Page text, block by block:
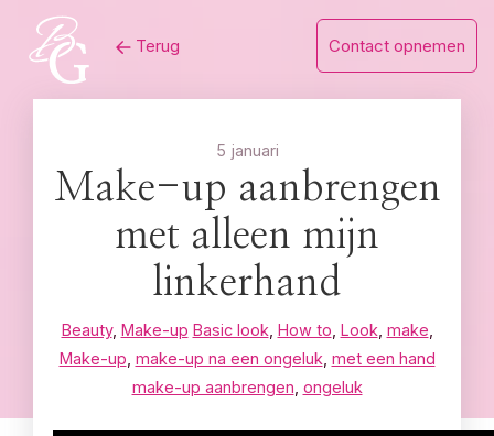
content
Terug Contact opnemen
5 januari
Make-up aanbrengen
met alleen mijn
linkerhand
Beauty, Make-up Basic look How to Look make
Make-up make-up na een ongeluk met een hand
make-up aanbrengen ongeluk